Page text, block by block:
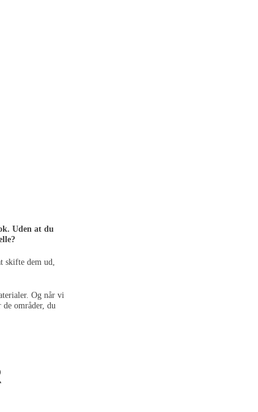
Uden at du
dem ud,
Og når vi
de områder, du